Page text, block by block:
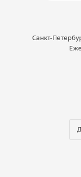
Санкт-